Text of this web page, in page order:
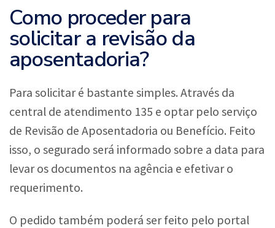
Como proceder para
solicitar a revisão da
aposentadoria?
Para solicitar é bastante simples. Através da
central de atendimento 135 e optar pelo serviço
de Revisão de Aposentadoria ou Benefício. Feito
isso, o segurado será informado sobre a data para
levar os documentos na agência e efetivar o
requerimento.
O pedido também poderá ser feito pelo portal